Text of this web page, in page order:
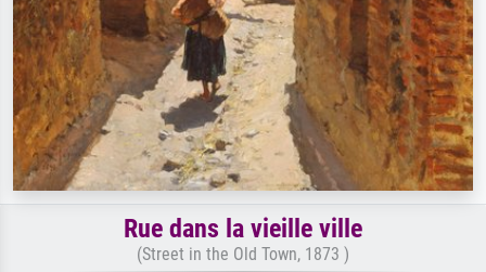
Rue dans la vieille ville
(Street in the Old Town, 1873 )